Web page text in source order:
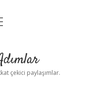
çekici paylaşımlar.